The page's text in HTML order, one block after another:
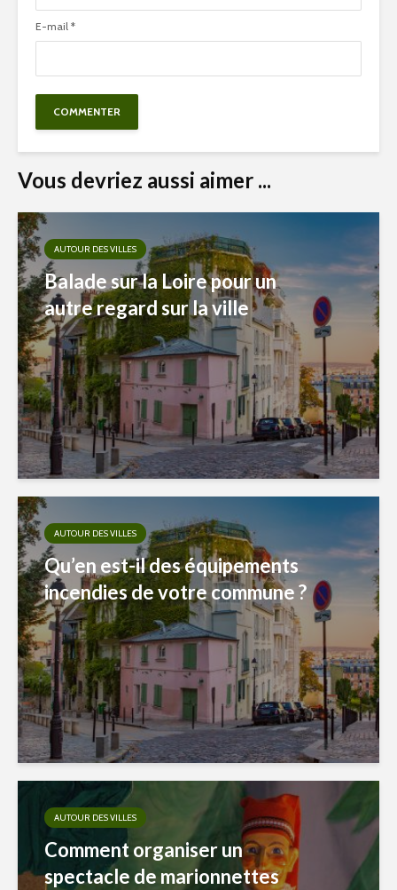
E-mail *
Vous devriez aussi aimer ...
AUTOUR DES VILLES
Balade sur la Loire pour un
autre regard sur la ville
AUTOUR DES VILLES
Qu’en est-il des équipements
incendies de votre commune ?
AUTOUR DES VILLES
Comment organiser un
spectacle de marionnettes